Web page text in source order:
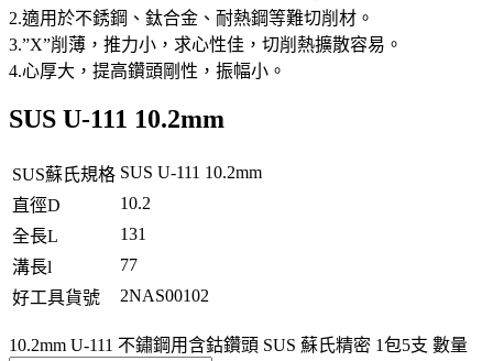
2.適用於不銹鋼、鈦合金、耐熱鋼等難切削材。
3.”X”削薄，推力小，求心性佳，切削熱擴散容易。
4.心厚大，提高鑽頭剛性，振幅小。
SUS U-111 10.2mm
SUS蘇氏規格 SUS U-111 10.2mm
直徑D
10.2
全長L
131
溝長l
77
好工具貨號
2NAS00102
10.2mm U-111 不鏽鋼用含鈷鑽頭 SUS 蘇氏精密 1包5支 數量